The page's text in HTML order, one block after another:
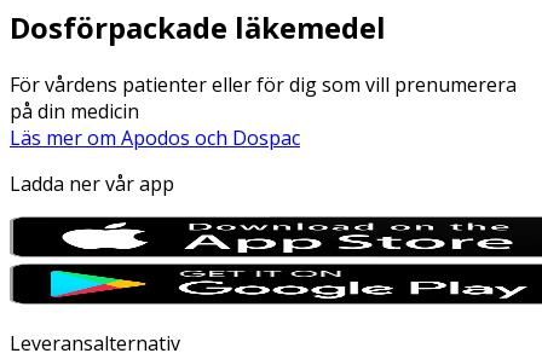
Dosförpackade läkemedel
För vårdens patienter eller för dig som vill prenumerera
på din medicin
Läs mer om Apodos och Dospac
Ladda ner vår app
Leveransalternativ